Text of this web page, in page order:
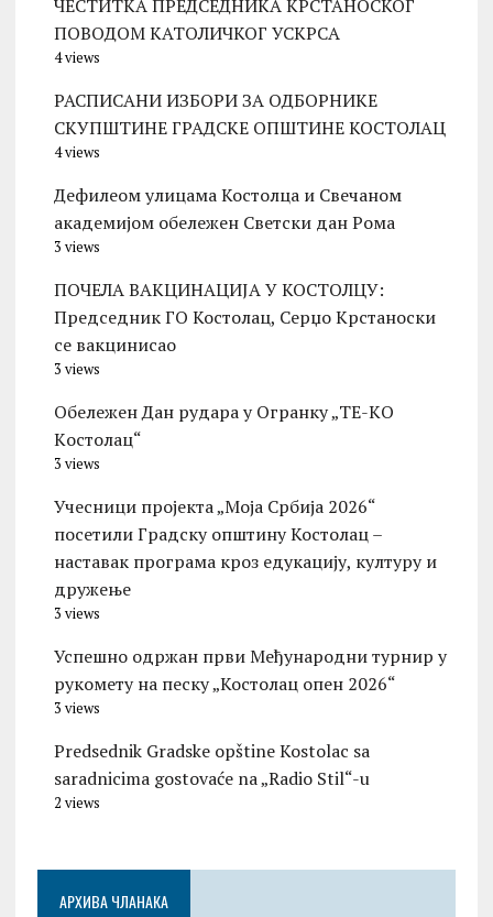
ЧЕСТИТКА ПРЕДСЕДНИКА КРСТАНОСКОГ
ПОВОДОМ КАТОЛИЧКОГ УСКРСА
4 views
РАСПИСАНИ ИЗБОРИ ЗА ОДБОРНИКЕ
СКУПШТИНЕ ГРАДСКЕ ОПШТИНЕ КОСТОЛАЦ
4 views
Дефилеом улицама Костолца и Свечаном
академијом обележен Светски дан Рома
3 views
ПОЧЕЛА ВАКЦИНАЦИЈА У КОСТОЛЦУ:
Председник ГО Костолац, Серџо Крстаноски
се вакцинисао
3 views
Обележен Дан рудара у Огранку „ТЕ-KО
Kостолац“
3 views
Учесници пројекта „Моја Србија 2026“
посетили Градску општину Костолац –
наставак програма кроз едукацију, културу и
дружење
3 views
Успешно одржан први Међународни турнир у
рукомету на песку „Костолац опен 2026“
3 views
Predsednik Gradske opštine Kostolac sa
saradnicima gostovaće na „Radio Stil“-u
2 views
АРХИВА ЧЛАНАКА